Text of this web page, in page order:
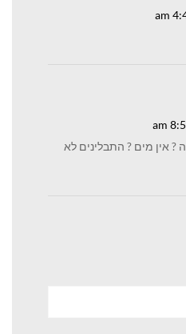
? אין מים ? התבלינים לא